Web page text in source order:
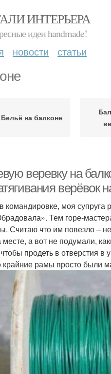
ИНТЕРЬЕРА
идеи handmade!
новости статьи
Бельё на балконе
веревку на
верёвок
командировке, моя
Тем горе-
Считаю что им повезло –
а вот не подумали,
продеть в отверстия
крайние рамы просто